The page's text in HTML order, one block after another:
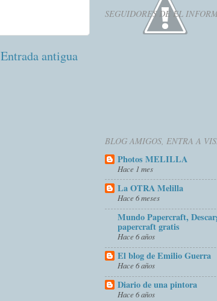
Entrada antigua
SEGUIDORES DE EL
BLOG AMIGOS, ENTRA A
Photos MELILLA
Hace 1 mes
La OTRA Melilla
Hace 6 meses
Mundo Papercraft,
papercraft gratis
Hace 6 años
El blog de Emilio Guerra
Hace 6 años
Diario de una pintora
Hace 6 años